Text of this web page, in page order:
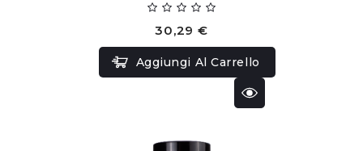
30,29 €
Aggiungi Al Carrello